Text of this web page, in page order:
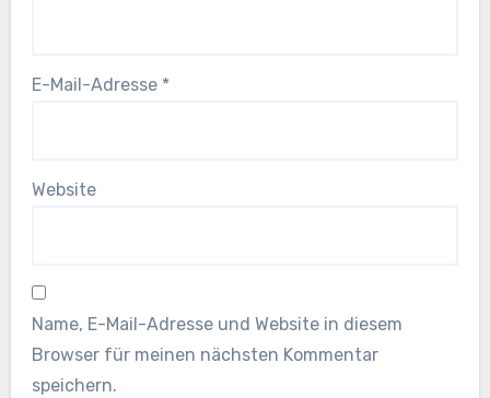
E-Mail-Adresse *
Website
Name, E-Mail-Adresse und Website in diesem
Browser für meinen nächsten Kommentar
speichern.